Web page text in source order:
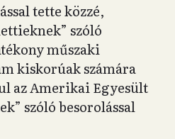
tette közzé,
szóló
műszaki
kiskorúak számára
az Amerikai Egyesült
szóló besorolással